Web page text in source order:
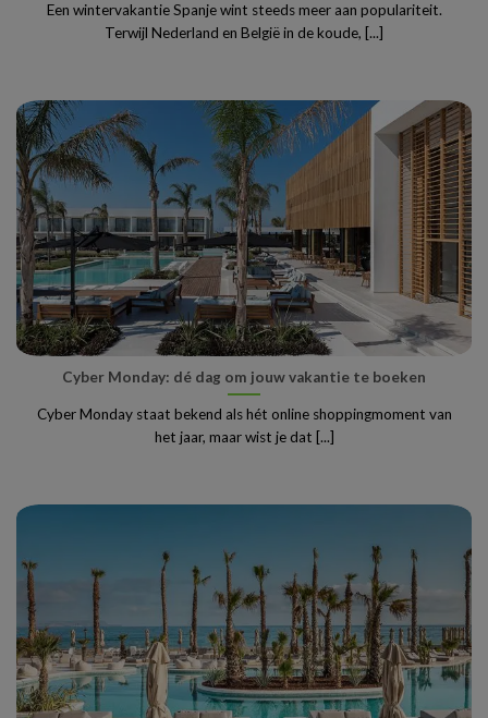
Een wintervakantie Spanje wint steeds meer aan populariteit.
Terwijl Nederland en België in de koude, [...]
Cyber Monday: dé dag om jouw vakantie te boeken
Cyber Monday staat bekend als hét online shoppingmoment van
het jaar, maar wist je dat [...]